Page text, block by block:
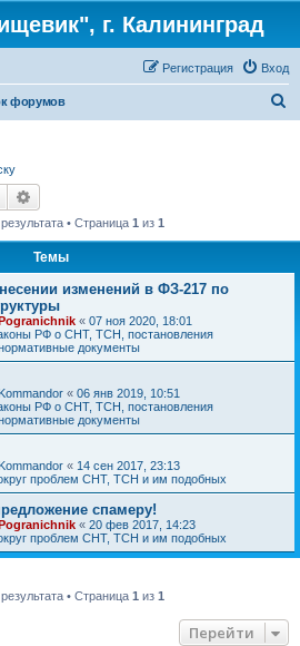
г. Калининград
Вход
Регистрация
форумов
Поиск
• Страница 1 из 1
Темы
изменений в ФЗ-217 по
« 07 ноя 2020, 18:01
РФ о СНТ, ТСН, постановления
документы
Kommandor « 06 янв 2019, 10:51
РФ о СНТ, ТСН, постановления
документы
Kommandor « 14 сен 2017, 23:13
проблем СНТ, ТСН и им подобных
спамеру!
« 20 фев 2017, 14:23
проблем СНТ, ТСН и им подобных
• Страница 1 из 1
Перейти